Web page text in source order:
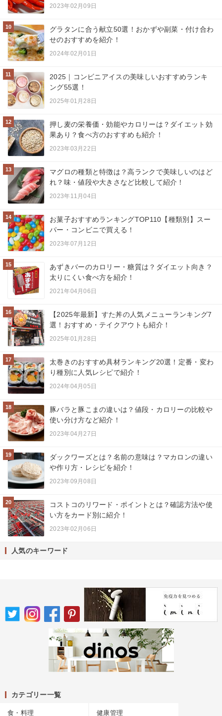
2023年02月09日
10
グラタンに合う献立50選！おかずや副菜・付け合わ
せのおすすめを紹介！
2024年02月01日
11
2025｜コンビニアイスの美味しいおすすめランキ
ング55選！
2025年01月28日
12
押し麦の栄養価・効能やカロリーは？ダイエット効
果あり？食べ方のおすすめも紹介！
2023年03月22日
13
マグロの種類と特徴は？高ランクで美味しいのはど
れ？味・値段や大きさなど比較して紹介！
2023年11月04日
14
お菓子おすすめランキングTOP110【種類別】スー
パー・コンビニで買える！
2023年07月12日
15
あずきバーのカロリー・糖質は？ダイエット向き？
太りにくい食べ方を紹介！
2021年04月06日
16
【2025年最新】すた丼の人気メニューランキング7
選！おすすめ・テイクアウトも紹介！
2025年01月28日
17
太巻きのおすすめ具材ランキング20選！定番・変わ
り種別に人気レシピで紹介！
2024年04月05日
18
豚バラと豚こまの違いは？値段・カロリーの比較や
使い分け方など紹介！
2023年04月27日
19
ダックワーズとは？名前の意味は？マカロンの違い
や作り方・レシピを紹介！
2023年09月08日
20
コストコのリワード・ポイントとは？確認方法や使
い方をカード別に紹介！
2023年02月06日
人気のキーワード
カテゴリー一覧
食・料理 健康管理